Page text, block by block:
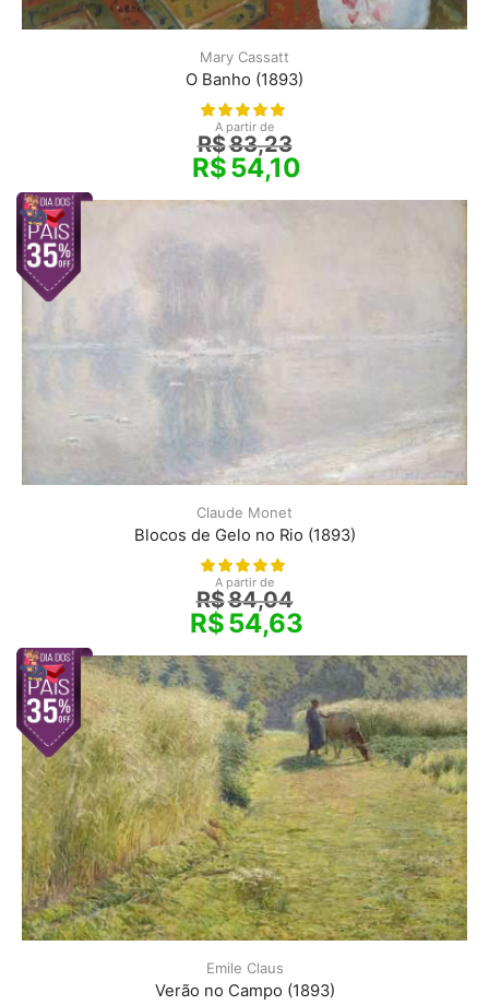
Mary Cassatt
O Banho (1893)
A partir de
R$83,23
R$54,10
Claude Monet
Blocos de Gelo no Rio (1893)
A partir de
R$84,04
R$54,63
Emile Claus
Verão no Campo (1893)